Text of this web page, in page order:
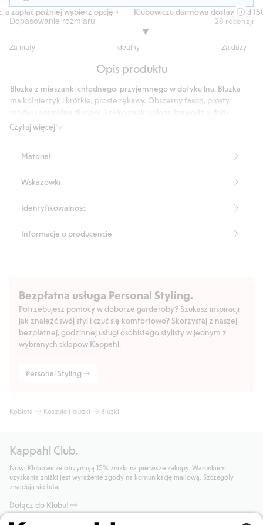
zapłać później wybierz opcję +
Klubowiczu darmowa dostawa od 150
Dopasowanie rozmiaru
Za mały Idealny Za duży
na
21
głosów
28 recenzji
Opis produktu
Czytaj więcej
Bluzka z mieszanki chłodnego, przyjemnego w dotyku lnu. Bluzka
ma kołnierzyk i krótkie, proste rękawy. Obszerny fason, prosty
Mieszanka lnu
Obszerny fason
Produkt zawiera 55% lnu Masters of FLAX FIBRE™
LENZING™ ECOVERO™
Materiał
Wskazówki
Identyfikowalność
Informacje o producencie
Bezpłatna usługa Personal Styling.
Potrzebujesz pomocy w doborze garderoby? Szukasz inspiracji
jak znaleźć swój styl i czuć się komfortowo? Skorzystaj z naszej
bezpłatnej, godzinnej usługi osobistego stylisty w jednym z
wybranych sklepów Kappahl.
Personal Styling
Kobieta Koszule i bluzki Bluzki
Kappahl Club.
Nowi Klubowicze otrzymują 15% zniżki na pierwsze zakupy. Warunkiem
uzyskania zniżki jest wyrażenie zgody na komunikację mailową. Szczegóły
znajdują się tutaj.
Dołącz do Klubu!